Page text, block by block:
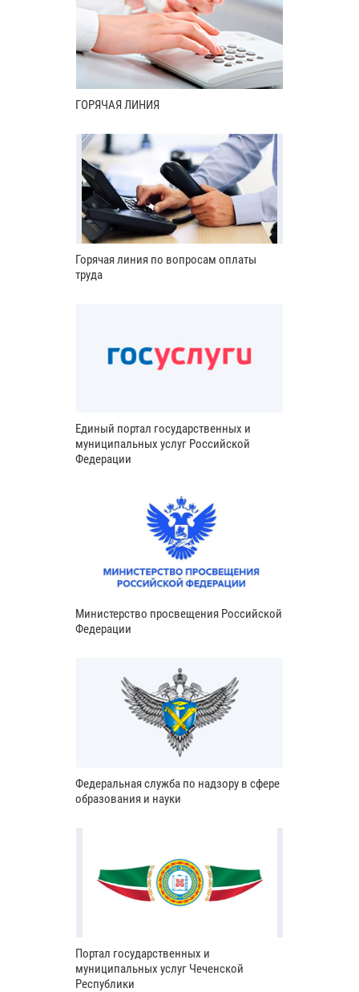
ГОРЯЧАЯ ЛИНИЯ
Горячая линия по вопросам оплаты
труда
Единый портал государственных и
муниципальных услуг Российской
Федерации
Министерство просвещения Российской
Федерации
Федеральная служба по надзору в сфере
образования и науки
Портал государственных и
муниципальных услуг Чеченской
Республики